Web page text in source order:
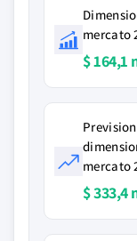
mercato
$ 164,1
mercato
$ 333,4